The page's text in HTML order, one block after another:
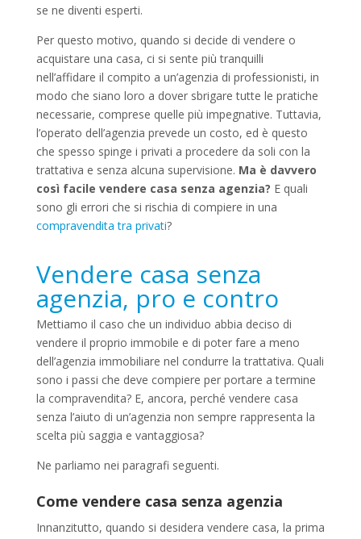
se ne diventi esperti.
Per questo motivo, quando si decide di vendere o
acquistare una casa, ci si sente più tranquilli
nell’affidare il compito a un’agenzia di professionisti, in
modo che siano loro a dover sbrigare tutte le pratiche
necessarie, comprese quelle più impegnative. Tuttavia,
l’operato dell’agenzia prevede un costo, ed è questo
che spesso spinge i privati a procedere da soli con la
trattativa e senza alcuna supervisione. Ma è davvero
così facile vendere casa senza agenzia? E quali
sono gli errori che si rischia di compiere in una
compravendita tra privati?
Vendere casa senza
agenzia, pro e contro
Mettiamo il caso che un individuo abbia deciso di
vendere il proprio immobile e di poter fare a meno
dell’agenzia immobiliare nel condurre la trattativa. Quali
sono i passi che deve compiere per portare a termine
la compravendita? E, ancora, perché vendere casa
senza l’aiuto di un’agenzia non sempre rappresenta la
scelta più saggia e vantaggiosa?
Ne parliamo nei paragrafi seguenti.
Come vendere casa senza agenzia
Innanzitutto, quando si desidera vendere casa, la prima